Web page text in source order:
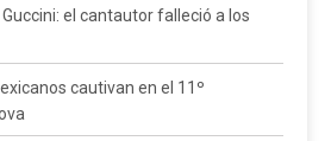
el cantautor falleció a los
cautivan en el 11º